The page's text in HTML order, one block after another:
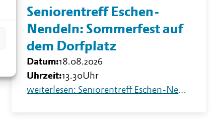
Seniorentreff Eschen-
Nendeln: Sommerfest auf
dem Dorfplatz
Datum:18.08.2026
Uhrzeit:13.30Uhr
weiterlesen: Seniorentreff Eschen-Nendeln: Sommerfest auf dem Dorfplatz